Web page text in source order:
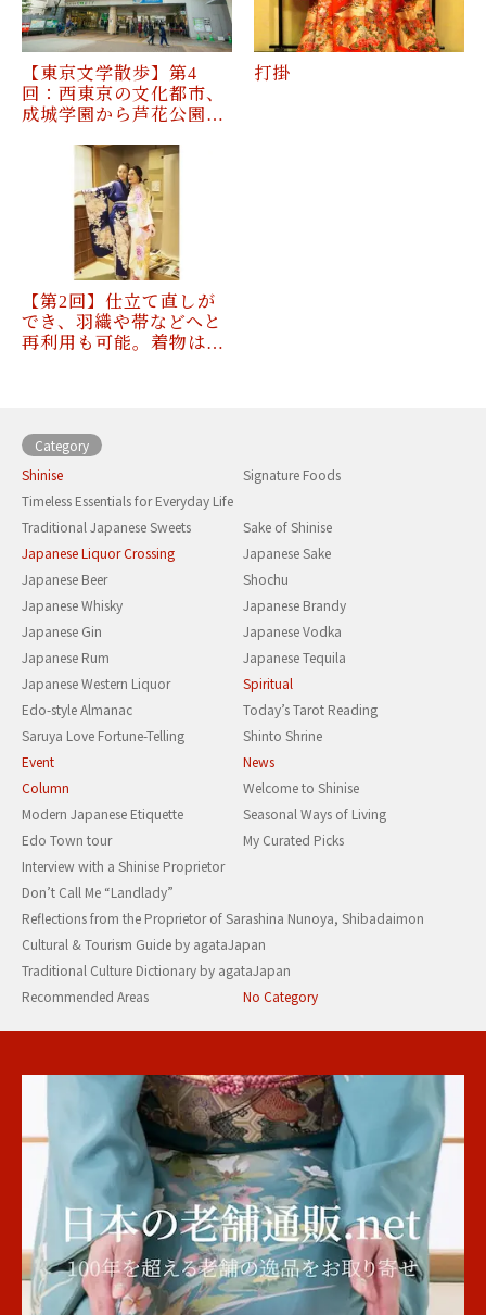
【東京文学散歩】第4
回：西東京の文化都市、
成城学園から芦花公園…
打掛
【第2回】仕立て直しが
でき、羽織や帯などへと
再利用も可能。着物は…
Category
Shinise
Signature Foods
Timeless Essentials for Everyday Life
Traditional Japanese Sweets
Sake of Shinise
Japanese Liquor Crossing
Japanese Sake
Japanese Beer
Shochu
Japanese Whisky
Japanese Brandy
Japanese Gin
Japanese Vodka
Japanese Rum
Japanese Tequila
Japanese Western Liquor
Spiritual
Edo-style Almanac
Today’s Tarot Reading
Saruya Love Fortune-Telling
Shinto Shrine
Event
News
Column
Welcome to Shinise
Modern Japanese Etiquette
Seasonal Ways of Living
Edo Town tour
My Curated Picks
Interview with a Shinise Proprietor
Don’t Call Me “Landlady”
Reflections from the Proprietor of Sarashina Nunoya, Shibadaimon
Cultural & Tourism Guide by agataJapan
Traditional Culture Dictionary by agataJapan
Recommended Areas
No Category